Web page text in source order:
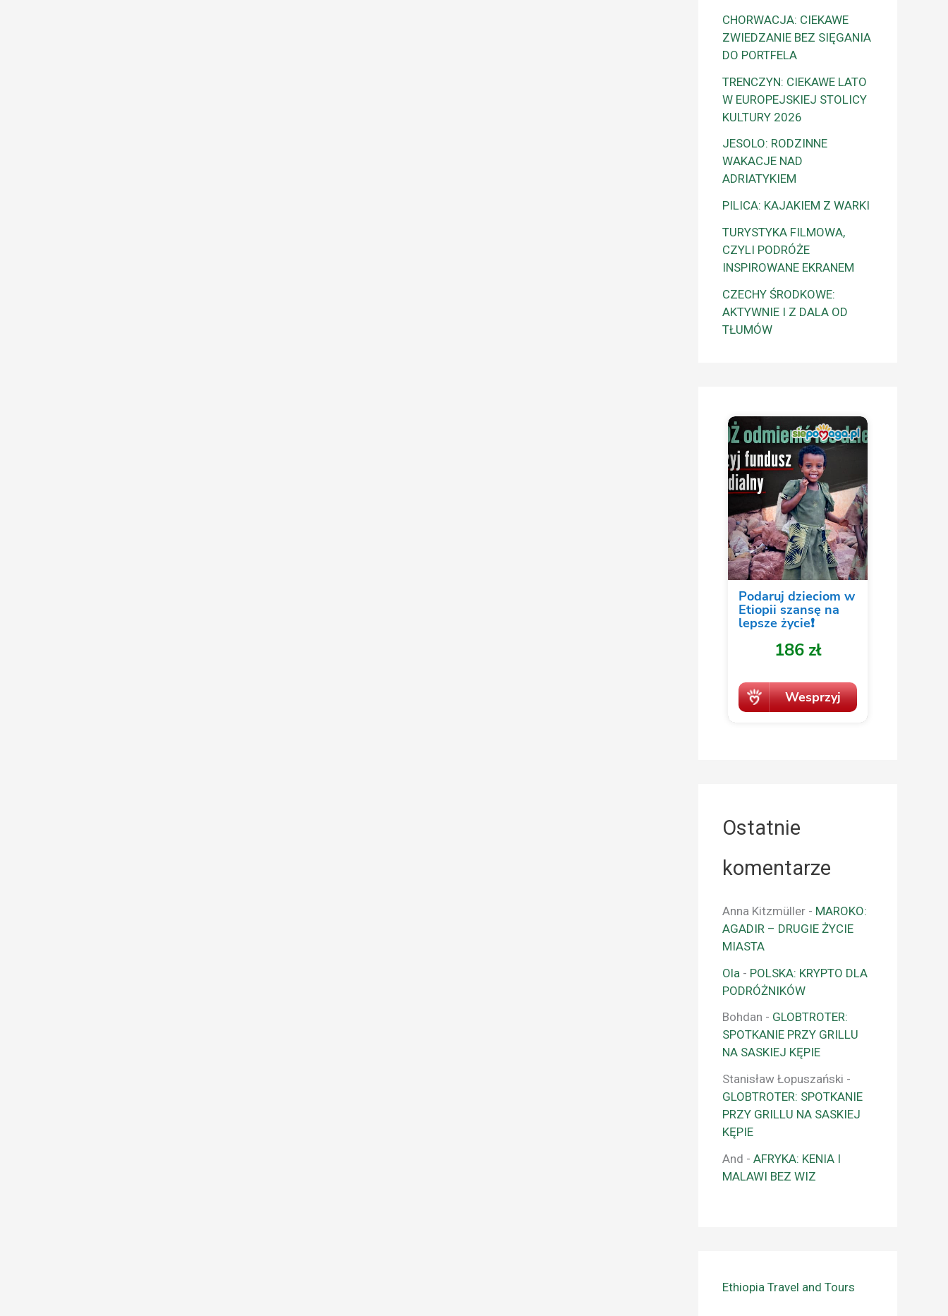
CHORWACJA: CIEKAWE
ZWIEDZANIE BEZ SIĘGANIA
DO PORTFELA
TRENCZYN: CIEKAWE LATO
W EUROPEJSKIEJ STOLICY
KULTURY 2026
JESOLO: RODZINNE
WAKACJE NAD
ADRIATYKIEM
PILICA: KAJAKIEM Z WARKI
TURYSTYKA FILMOWA,
CZYLI PODRÓŻE
INSPIROWANE EKRANEM
CZECHY ŚRODKOWE:
AKTYWNIE I Z DALA OD
TŁUMÓW
Ostatnie
komentarze
Anna Kitzmüller - MAROKO:
AGADIR – DRUGIE ŻYCIE
MIASTA
Ola - POLSKA: KRYPTO DLA
PODRÓŻNIKÓW
Bohdan - GLOBTROTER:
SPOTKANIE PRZY GRILLU
NA SASKIEJ KĘPIE
Stanisław Łopuszański -
GLOBTROTER: SPOTKANIE
PRZY GRILLU NA SASKIEJ
KĘPIE
And - AFRYKA: KENIA I
MALAWI BEZ WIZ
Ethiopia Travel and Tours